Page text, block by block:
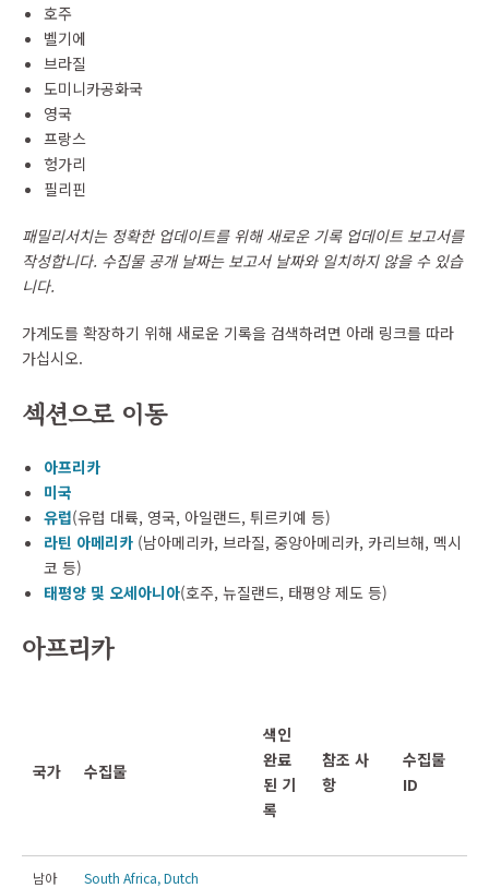
호주
벨기에
브라질
도미니카공화국
영국
프랑스
헝가리
필리핀
패밀리서치는 정확한 업데이트를 위해 새로운 기록 업데이트 보고서를
작성합니다. 수집물 공개 날짜는 보고서 날짜와 일치하지 않을 수 있습
니다.
가계도를 확장하기 위해 새로운 기록을 검색하려면 아래 링크를 따라
가십시오.
섹션으로 이동
아프리카
미국
유럽(유럽 대륙, 영국, 아일랜드, 튀르키예 등)
라틴 아메리카 (남아메리카, 브라질, 중앙아메리카, 카리브해, 멕시
코 등)
태평양 및 오세아니아(호주, 뉴질랜드, 태평양 제도 등)
아프리카
국가 수집물
색인
완료
된 기
록
참조 사
항
수집물
ID
남아
South Africa, Dutch